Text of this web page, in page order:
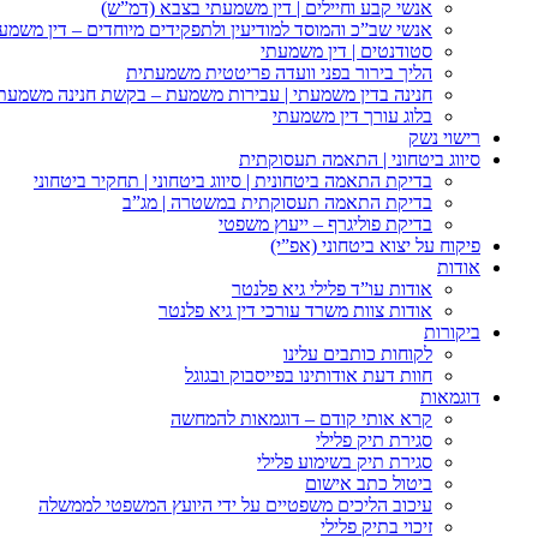
אנשי קבע וחיילים | דין משמעתי בצבא (דמ”ש)
אנשי שב”כ והמוסד למודיעין ולתפקידים מיוחדים – דין
סטודנטים | דין משמעתי
הליך בירור בפני וועדה פריטטית משמעתית
חנינה בדין משמעתי | עבירות משמעת – בקשת חנינה
בלוג עורך דין משמעתי
רישוי נשק
סיווג ביטחוני | התאמה תעסוקתית
בדיקת התאמה ביטחונית | סיווג ביטחוני | תחקיר ביטחוני
בדיקת התאמה תעסוקתית במשטרה | מג”ב
בדיקת פוליגרף – ייעוץ משפטי
פיקוח על יצוא ביטחוני (אפ”י)
אודות
אודות עו”ד פלילי גיא פלנטר
אודות צוות משרד עורכי דין גיא פלנטר
ביקורות
לקוחות כותבים עלינו
חוות דעת אודותינו בפייסבוק ובגוגל
דוגמאות
קרא אותי קודם – דוגמאות להמחשה
סגירת תיק פלילי
סגירת תיק בשימוע פלילי
ביטול כתב אישום
עיכוב הליכים משפטיים על ידי היועץ המשפטי לממשלה
זיכוי בתיק פלילי